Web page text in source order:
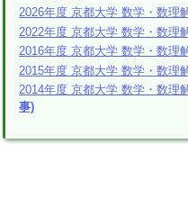
2026年度 京都大学 数学・数理
2022年度 京都大学 数学・数理
2016年度 京都大学 数学・数理
2015年度 京都大学 数学・数理
2014年度 京都大学 数学・数理
事)